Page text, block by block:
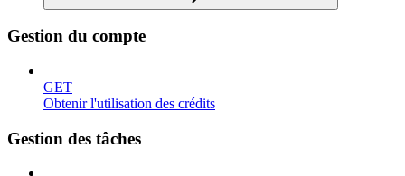
Gestion du compte
GET
Obtenir l'utilisation des crédits
Gestion des tâches